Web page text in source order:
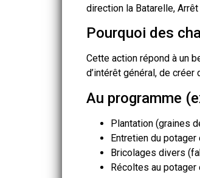
direction la Batarelle,
Pourquoi des
Cette action répond à un
d’intérêt général, de
Au programme
Plantation (graines
Entretien du
Bricolages divers
Récoltes au